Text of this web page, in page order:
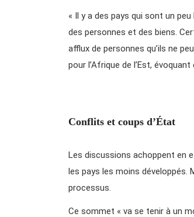
« Il y a des pays qui sont un
des personnes et des biens.
afflux de personnes qu’ils ne
pour l’Afrique de l’Est,
Conflits et coups d’État
Les discussions achoppent en
les pays les moins développés.
processus.
Ce sommet « va se tenir à un